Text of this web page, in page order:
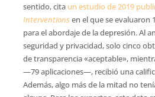
sentido, cita un estudio de 2019
Interventionsen el que se evaluaron
para el abordaje de la depresión. Al
seguridad y privacidad, solo cinco
de transparencia «aceptable»,
—79 aplicaciones—, recibió una
Además, algo más de la mitad no